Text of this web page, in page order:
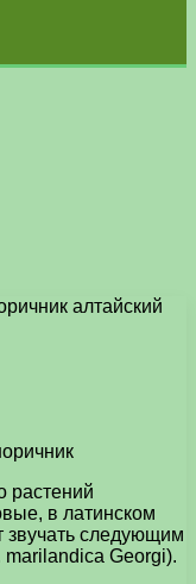
алтайский
растений
в латинском
звучать следующим
Georgi).